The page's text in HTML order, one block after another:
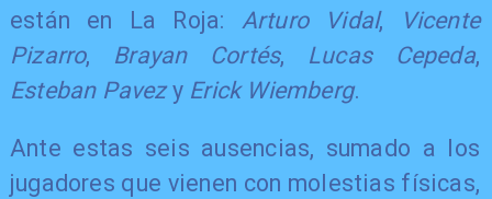
están en La Roja: Arturo Vidal,
Vicente
Pizarro, Brayan Cortés, Lucas Cepeda,
Esteban Pavezy Erick Wiemberg.
Ante estas seis ausencias, sumado a los
jugadores que vienen con molestias físicas,